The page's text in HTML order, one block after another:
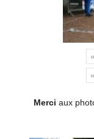
«
«
Merci aux